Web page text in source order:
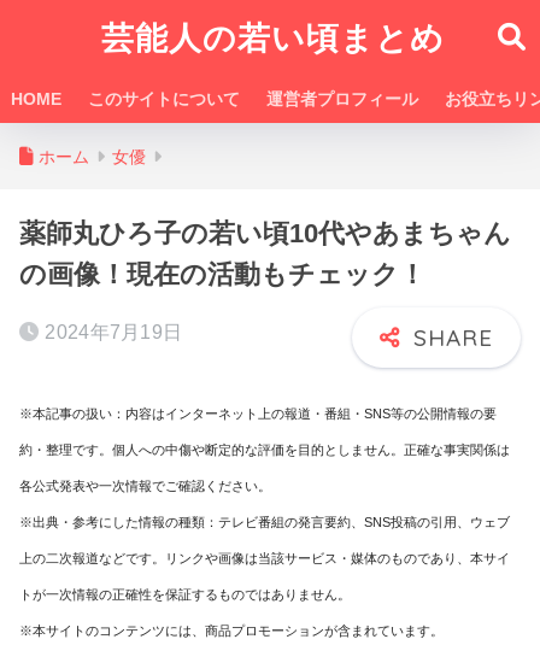
芸能人の若い頃まとめ
HOME このサイトについて 運営者プロフィール お役立ちリ
ホーム 女優
薬師丸ひろ子の若い頃10代やあまちゃん
の画像！現在の活動もチェック！
2024年7月19日
※本記事の扱い：内容はインターネット上の報道・番組・SNS等の公開情報の要
約・整理です。個人への中傷や断定的な評価を目的としません。正確な事実関係は
各公式発表や一次情報でご確認ください。
※出典・参考にした情報の種類：テレビ番組の発言要約、SNS投稿の引用、ウェブ
上の二次報道などです。リンクや画像は当該サービス・媒体のものであり、本サイ
トが一次情報の正確性を保証するものではありません。
※本サイトのコンテンツには、商品プロモーションが含まれています。